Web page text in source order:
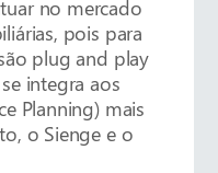
no mercado
pois para
plug and play
integra aos
Planning) mais
o Sienge e o